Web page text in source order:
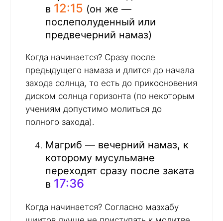
в 12:15 (он же —
послеполуденный или
предвечерний намаз)
Когда начинается? Сразу после
предыдущего намаза и длится до начала
захода солнца, то есть до прикосновения
диском солнца горизонта (по некоторым
учениям допустимо молиться до
полного захода).
Магриб — вечерний намаз, к
которому мусульмане
переходят сразу после заката
в 17:36
Когда начинается? Согласно мазхабу